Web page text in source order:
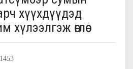
хүүхдүүдэд
өглөө